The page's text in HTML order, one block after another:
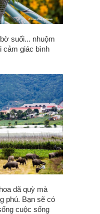
suối... nhuộm
cảm giác bình
dã quỳ mà
phú. Bạn sẽ có
cuộc sống